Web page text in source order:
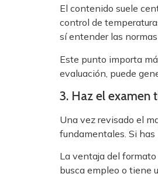
El contenido suele
control de
sí entender las
Este punto importa
evaluación, puede
3. Haz el examen
Una vez revisado el
fundamentales. Si
La ventaja del
busca empleo o tiene